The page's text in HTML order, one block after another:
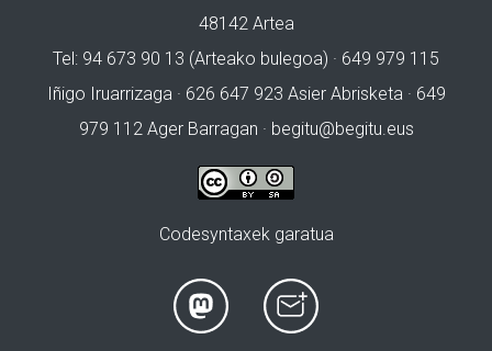
48142 Artea
Tel: 94 673 90 13 (Arteako bulegoa) · 649 979 115
Iñigo Iruarrizaga · 626 647 923 Asier Abrisketa · 649
979 112 Ager Barragan · begitu@begitu.eus
Codesyntaxek garatua